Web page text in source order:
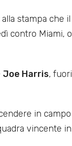
stampa che il
contro Miami, o
Joe Harris, fuori
in campo
vincente in